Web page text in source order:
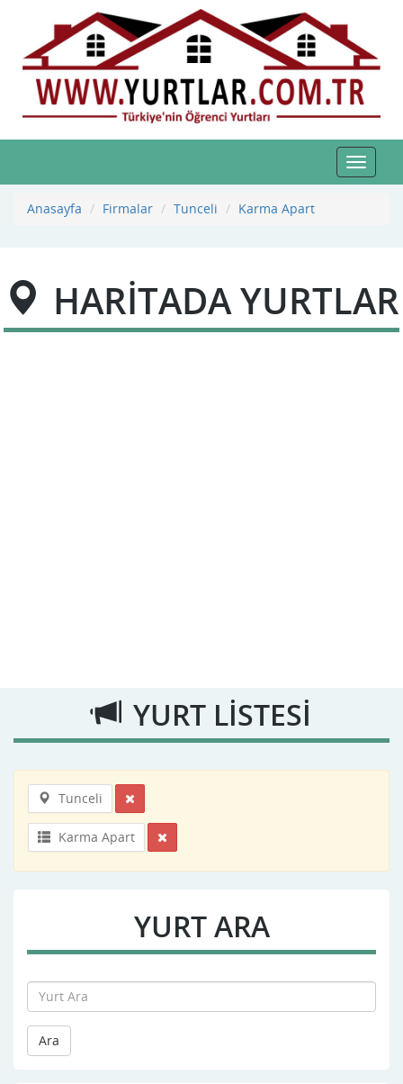
Toggle
Anasayfa
Firmalar Tunceli Karma Apart
HARİTADA YURTLAR
YURT LİSTESİ
Tunceli
Karma Apart
YURT ARA
Ara